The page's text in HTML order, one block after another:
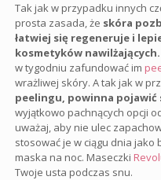
Tak jak w przypadku innych
prosta zasada, że skóra
łatwiej się regeneruje i
kosmetyków nawilżających.
w tygodniu zafundować im
wrażliwej skóry. A tak jak w
peelingu, powinna pojawić
wyjątkowo pachnących opcji
uważaj, aby nie ulec
stosować je w ciągu dnia jako
maska ​​na noc. Maseczki
Twoje usta podczas snu.